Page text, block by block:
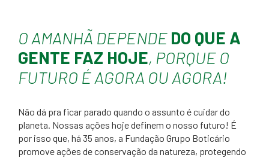
O AMANHÃ DEPENDE DO QUE A
GENTE FAZ HOJE, PORQUE O
FUTURO É AGORA OU AGORA!
Não dá pra ficar parado quando o assunto é cuidar do
planeta. Nossas ações hoje definem o nosso futuro! É
por isso que, há 35 anos, a Fundação Grupo Boticário
promove ações de conservação da natureza, protegendo